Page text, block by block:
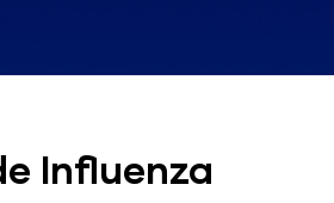
Influenza